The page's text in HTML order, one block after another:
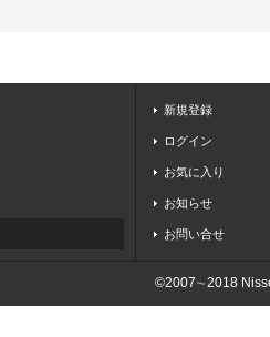
新規登録
ログイン
お気に入り
お知らせ
お問い合せ
©2007∼2018